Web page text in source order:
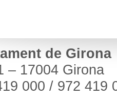
de Girona
– 17004 Girona
000 / 972 419